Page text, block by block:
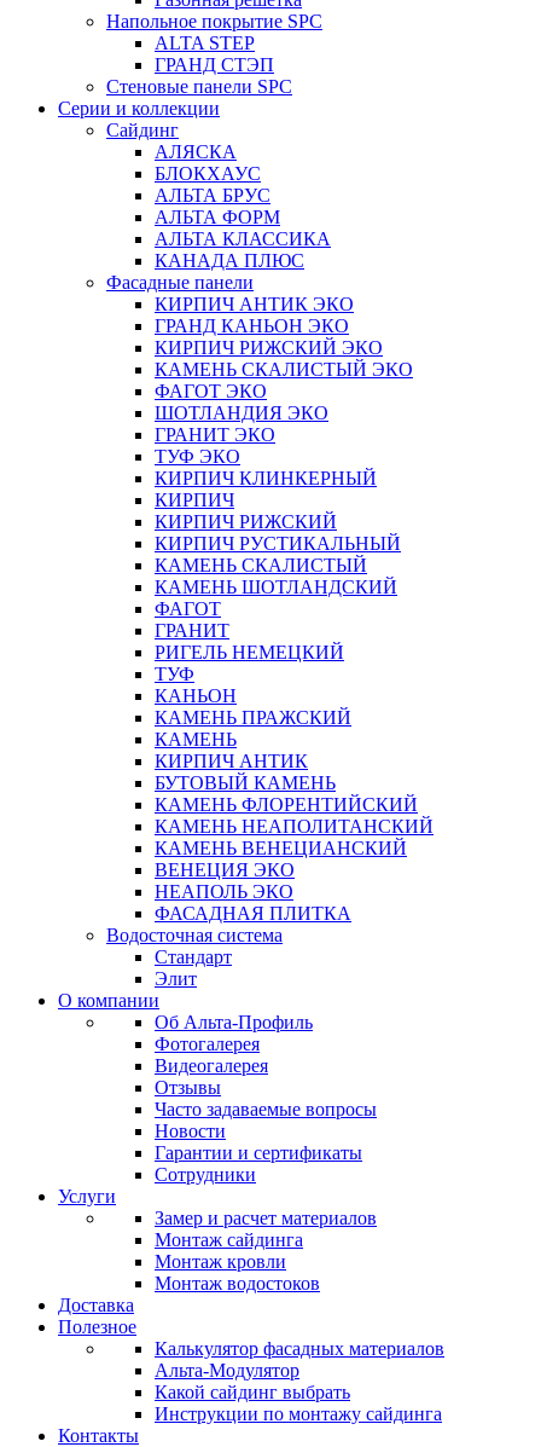
Напольное покрытие SPC
ALTA STEP
ГРАНД СТЭП
Стеновые панели SPC
Серии и коллекции
Сайдинг
АЛЯСКА
БЛОКХАУС
АЛЬТА БРУС
АЛЬТА ФОРМ
АЛЬТА КЛАССИКА
КАНАДА ПЛЮС
Фасадные панели
КИРПИЧ АНТИК ЭКО
ГРАНД КАНЬОН ЭКО
КИРПИЧ РИЖСКИЙ ЭКО
КАМЕНЬ СКАЛИСТЫЙ ЭКО
ФАГОТ ЭКО
ШОТЛАНДИЯ ЭКО
ГРАНИТ ЭКО
ТУФ ЭКО
КИРПИЧ КЛИНКЕРНЫЙ
КИРПИЧ
КИРПИЧ РИЖСКИЙ
КИРПИЧ РУСТИКАЛЬНЫЙ
КАМЕНЬ СКАЛИСТЫЙ
КАМЕНЬ ШОТЛАНДСКИЙ
ФАГОТ
ГРАНИТ
РИГЕЛЬ НЕМЕЦКИЙ
ТУФ
КАНЬОН
КАМЕНЬ ПРАЖСКИЙ
КАМЕНЬ
КИРПИЧ АНТИК
БУТОВЫЙ КАМЕНЬ
КАМЕНЬ ФЛОРЕНТИЙСКИЙ
КАМЕНЬ НЕАПОЛИТАНСКИЙ
КАМЕНЬ ВЕНЕЦИАНСКИЙ
ВЕНЕЦИЯ ЭКО
НЕАПОЛЬ ЭКО
ФАСАДНАЯ ПЛИТКА
Водосточная система
Стандарт
Элит
О компании
Об Альта-Профиль
Фотогалерея
Видеогалерея
Отзывы
Часто задаваемые вопросы
Новости
Гарантии и сертификаты
Сотрудники
Услуги
Замер и расчет материалов
Монтаж сайдинга
Монтаж кровли
Монтаж водостоков
Доставка
Полезное
Калькулятор фасадных материалов
Альта-Модулятор
Какой сайдинг выбрать
Инструкции по монтажу сайдинга
Контакты